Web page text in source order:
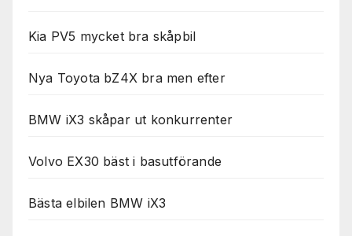
Kia PV5 mycket bra skåpbil
Nya Toyota bZ4X bra men efter
BMW iX3 skåpar ut konkurrenter
Volvo EX30 bäst i basutförande
Bästa elbilen BMW iX3